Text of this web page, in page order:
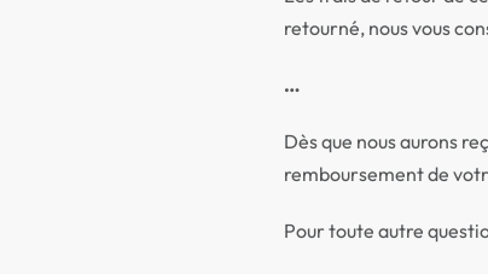
retourné, nous vous
…
Dès que nous aurons
remboursement de
Pour toute autre